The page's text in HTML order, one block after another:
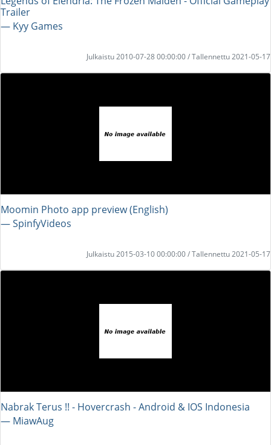
Trailer
― Kyy Games
Julkaistu 2010-07-28 00:00:00 / Tallennettu 2021-05-17
Moomin Photo app preview (English)
― SpinfyVideos
Julkaistu 2015-03-10 00:00:00 / Tallennettu 2021-05-17
Nabrak Terus !! - Hovercrash - Android & IOS Indonesia
― MiawAug